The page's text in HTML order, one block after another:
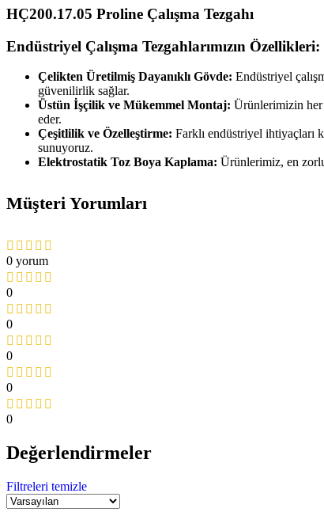
HÇ200.17.05 Proline Çalışma Tezgahı
Endüstriyel Çalışma Tezgahlarımızın Özellikleri:
Çelikten Üretilmiş Dayanıklı Gövde: Endüstriyel
güvenilirlik sağlar.
Üstün İşçilik ve Mükemmel Montaj: Ürünlerimizin her
eder.
Çeşitlilik ve Özelleştirme: Farklı endüstriyel ihtiyaçları
sunuyoruz.
Elektrostatik Toz Boya Kaplama: Ürünlerimiz, en
Müşteri Yorumları
0 yorum
0
0
0
0
0
Değerlendirmeler
Filtreleri temizle